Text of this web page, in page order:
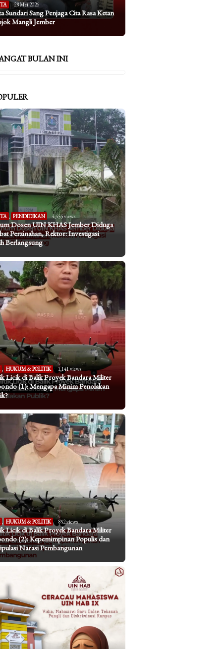
28 Mei 2026
Sundari Sang Penjaga Cita Rasa Ketan
Mangli Jember
BULAN INI
, PENDIDIKAN 4,455 views
Dosen UIN KHAS Jember Diduga
Perzinahan, Rektor: Investigasi
Berlangsung
, HUKUM & POLITIK 1,141 views
Licik di Balik Proyek Bandara Militer
(1): Mengapa Minim Penolakan
HUKUM & POLITIK 852 views
Licik di Balik Proyek Bandara Militer
(2): Kepemimpinan Populis dan
Narasi Pembangunan